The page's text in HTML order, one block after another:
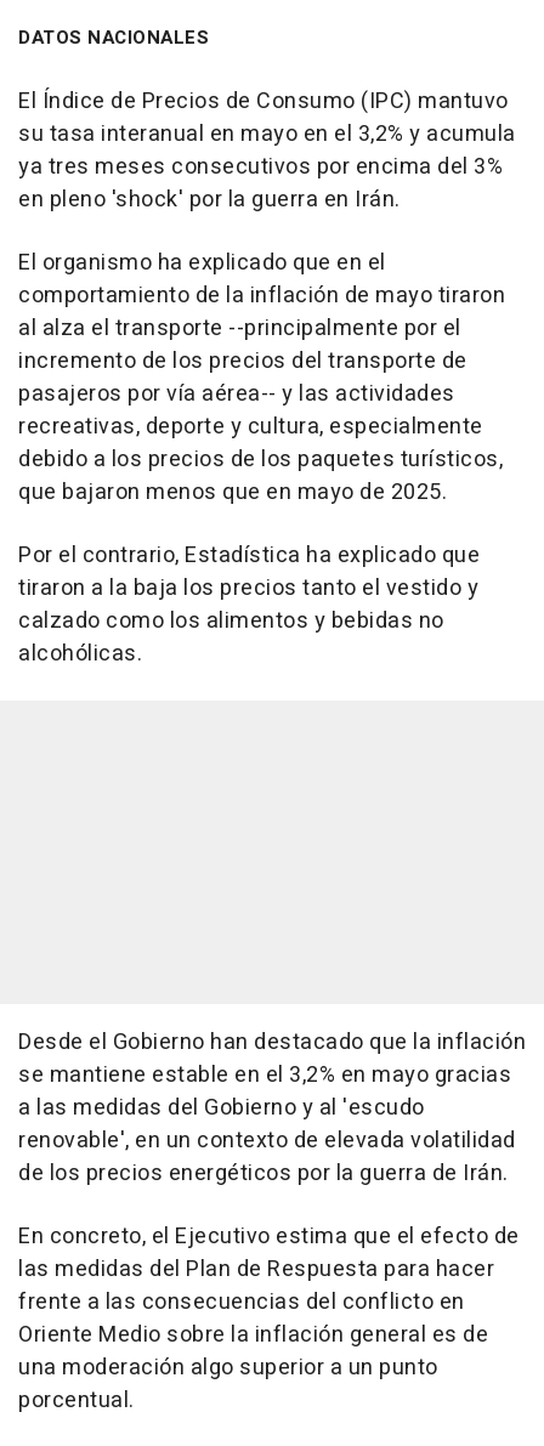
DATOS NACIONALES
El Índice de Precios de Consumo (IPC) mantuvo
su tasa interanual en mayo en el 3,2% y acumula
ya tres meses consecutivos por encima del 3%
en pleno 'shock' por la guerra en Irán.
El organismo ha explicado que en el
comportamiento de la inflación de mayo tiraron
al alza el transporte --principalmente por el
incremento de los precios del transporte de
pasajeros por vía aérea-- y las actividades
recreativas, deporte y cultura, especialmente
debido a los precios de los paquetes turísticos,
que bajaron menos que en mayo de 2025.
Por el contrario, Estadística ha explicado que
tiraron a la baja los precios tanto el vestido y
calzado como los alimentos y bebidas no
alcohólicas.
Desde el Gobierno han destacado que la inflación
se mantiene estable en el 3,2% en mayo gracias
a las medidas del Gobierno y al 'escudo
renovable', en un contexto de elevada volatilidad
de los precios energéticos por la guerra de Irán.
En concreto, el Ejecutivo estima que el efecto de
las medidas del Plan de Respuesta para hacer
frente a las consecuencias del conflicto en
Oriente Medio sobre la inflación general es de
una moderación algo superior a un punto
porcentual.